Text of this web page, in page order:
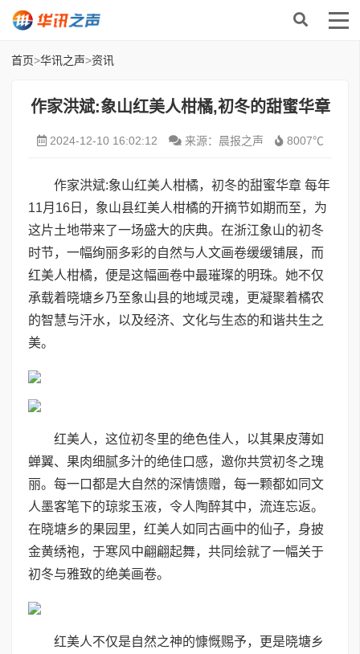
首页>华讯之声>资讯
作家洪斌:象山红美人柑橘,初冬的甜蜜华章
2024-12-10 16:02:12 来源：晨报之声 8007℃
作家洪斌:象山红美人柑橘，初冬的甜蜜华章 每年
11月16日，象山县红美人柑橘的开摘节如期而至，为
这片土地带来了一场盛大的庆典。在浙江象山的初冬
时节，一幅绚丽多彩的自然与人文画卷缓缓铺展，而
红美人柑橘，便是这幅画卷中最璀璨的明珠。她不仅
承载着晓塘乡乃至象山县的地域灵魂，更凝聚着橘农
的智慧与汗水，以及经济、文化与生态的和谐共生之
美。
红美人，这位初冬里的绝色佳人，以其果皮薄如
蝉翼、果肉细腻多汁的绝佳口感，邀你共赏初冬之瑰
丽。每一口都是大自然的深情馈赠，每一颗都如同文
人墨客笔下的琼浆玉液，令人陶醉其中，流连忘返。
在晓塘乡的果园里，红美人如同古画中的仙子，身披
金黄绣袍，于寒风中翩翩起舞，共同绘就了一幅关于
初冬与雅致的绝美画卷。
红美人不仅是自然之神的慷慨赐予，更是晓塘乡